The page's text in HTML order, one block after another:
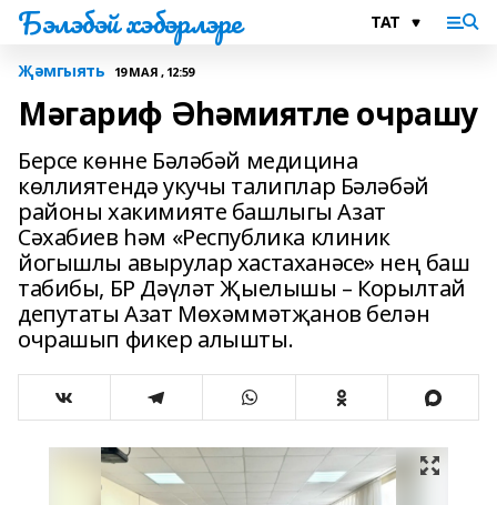
Бэлэбэй хэбэрлэре
Җәмгыять 19 МАЯ , 12:59
Мәгариф Әһәмиятле очрашу
Берсе көнне Бәләбәй медицина
көллиятендә укучы талиплар Бәләбәй
районы хакимияте башлыгы Азат
Сәхабиев һәм «Республика клиник
йогышлы авырулар хастаханәсе» нең баш
табибы, БР Дәүләт Җыелышы – Корылтай
депутаты Азат Мөхәммәтҗанов белән
очрашып фикер алышты.